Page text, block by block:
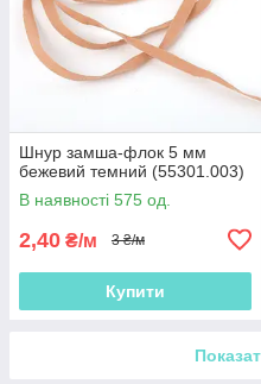
Шнур замша-флок 5 мм
бежевий темний (55301.003)
В наявності 575 од.
2,40 ₴/м 3 ₴/м
Купити